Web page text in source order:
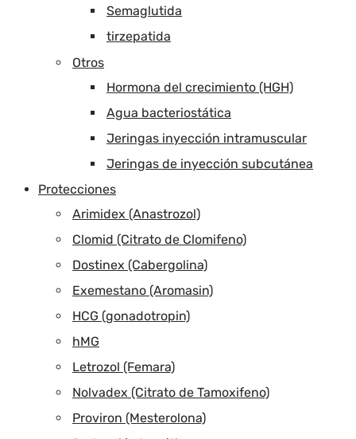
Semaglutida
tirzepatida
Otros
Hormona del crecimiento (HGH)
Agua bacteriostática
Jeringas inyección intramuscular
Jeringas de inyección subcutánea
Protecciones
Arimidex (Anastrozol)
Clomid (Citrato de Clomifeno)
Dostinex (Cabergolina)
Exemestano (Aromasin)
HCG (gonadotropin)
hMG
Letrozol (Femara)
Nolvadex (Citrato de Tamoxifeno)
Proviron (Mesterolona)